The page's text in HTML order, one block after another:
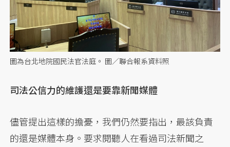
圖為台北地院國民法官法庭。 圖／聯合報系資料照
司法公信力的維護還是要靠新聞媒體
儘管提出這樣的擔憂，我們仍然要指出，最該負責
的還是媒體本身。要求閱聽人在看過司法新聞之